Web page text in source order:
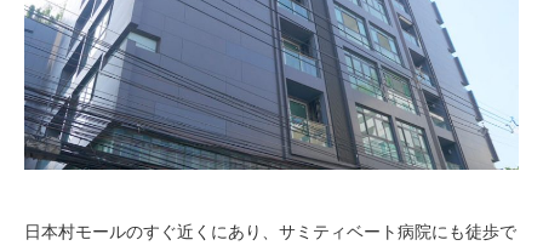
日本村モールのすぐ近くにあり、サミティベート病院にも徒歩で